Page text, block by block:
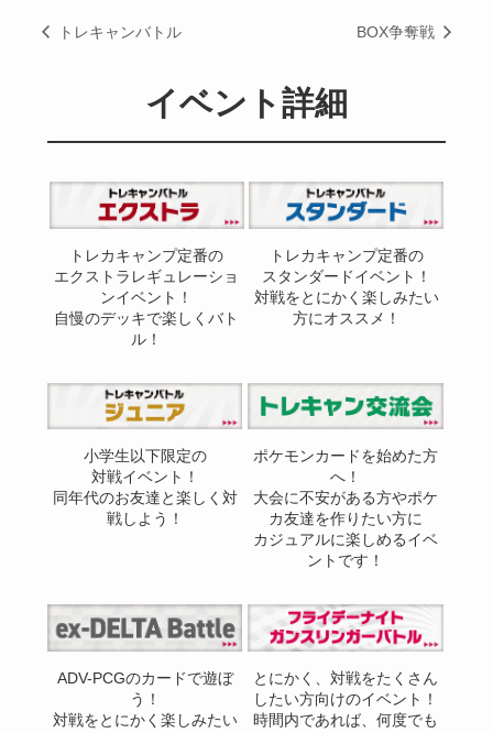
トレキャンバトル BOX争奪戦
イベント詳細
トレカキャンプ定番の
エクストラレギュレーショ
ンイベント！
自慢のデッキで楽しくバト
ル！
トレカキャンプ定番の
スタンダードイベント！
対戦をとにかく楽しみたい
方にオススメ！
小学生以下限定の
対戦イベント！
同年代のお友達と楽しく対
戦しよう！
ポケモンカードを始めた方
へ！
大会に不安がある方やポケ
カ友達を作りたい方に
カジュアルに楽しめるイベ
ントです！
ADV-PCGのカードで遊ぼ
う！
対戦をとにかく楽しみたい
とにかく、対戦をたくさん
したい方向けのイベント！
時間内であれば、何度でも